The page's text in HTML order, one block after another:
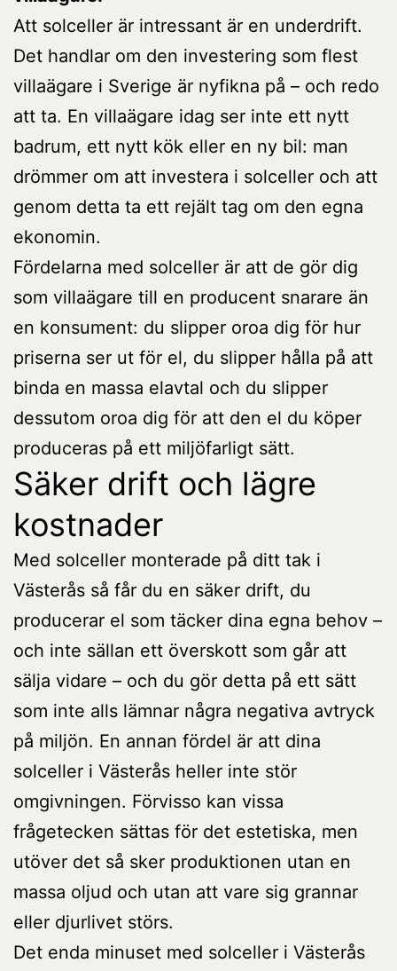
Att solceller är intressant är en underdrift.
Det handlar om den investering som flest
villaägare i Sverige är nyfikna på – och redo
att ta. En villaägare idag ser inte ett nytt
badrum, ett nytt kök eller en ny bil: man
drömmer om att investera i solceller och att
genom detta ta ett rejält tag om den egna
ekonomin.
Fördelarna med solceller är att de gör dig
som villaägare till en producent snarare än
en konsument: du slipper oroa dig för hur
priserna ser ut för el, du slipper hålla på att
binda en massa elavtal och du slipper
dessutom oroa dig för att den el du köper
produceras på ett miljöfarligt sätt.
Säker drift och lägre
kostnader
Med solceller monterade på ditt tak i
Västerås så får du en säker drift, du
producerar el som täcker dina egna behov –
och inte sällan ett överskott som går att
sälja vidare – och du gör detta på ett sätt
som inte alls lämnar några negativa avtryck
på miljön. En annan fördel är att dina
solceller i Västerås heller inte stör
omgivningen. Förvisso kan vissa
frågetecken sättas för det estetiska, men
utöver det så sker produktionen utan en
massa oljud och utan att vare sig grannar
eller djurlivet störs.
Det enda minuset med solceller i Västerås